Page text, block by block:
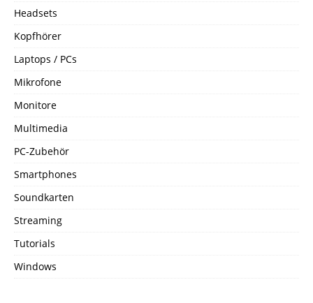
Headsets
Kopfhörer
Laptops / PCs
Mikrofone
Monitore
Multimedia
PC-Zubehör
Smartphones
Soundkarten
Streaming
Tutorials
Windows